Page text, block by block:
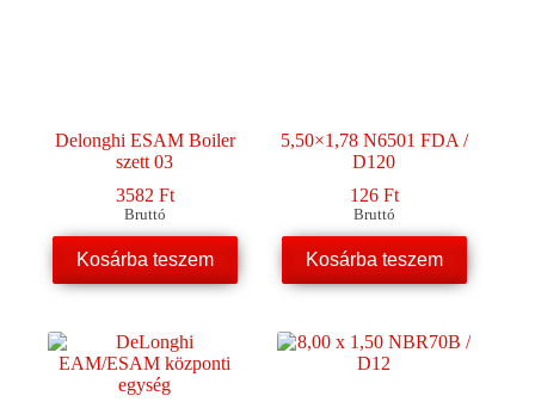
Delonghi ESAM Boiler
szett 03
3582 Ft
Bruttó
Kosárba teszem
5,50×1,78 N6501 FDA /
D120
126 Ft
Bruttó
Kosárba teszem